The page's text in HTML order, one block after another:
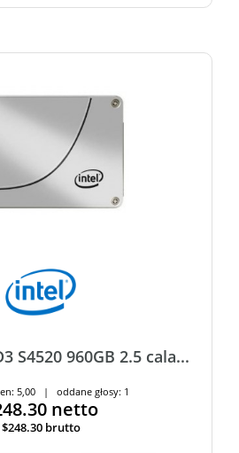
S4520 960GB 2.5 cala...
5,00 | oddane głosy: 1
netto
$248.30 brutto